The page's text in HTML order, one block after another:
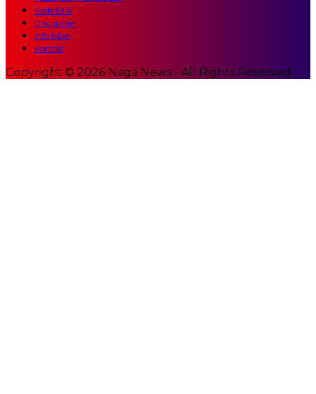
Kode Etik
Disclaimer
Info Iklan
Kontak
Copyright © 2026 Naga News - All Rights Reserved